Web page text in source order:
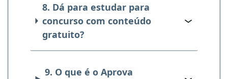
8. Dá para estudar para
concurso com conteúdo
gratuito?
9. O que é o Aprova